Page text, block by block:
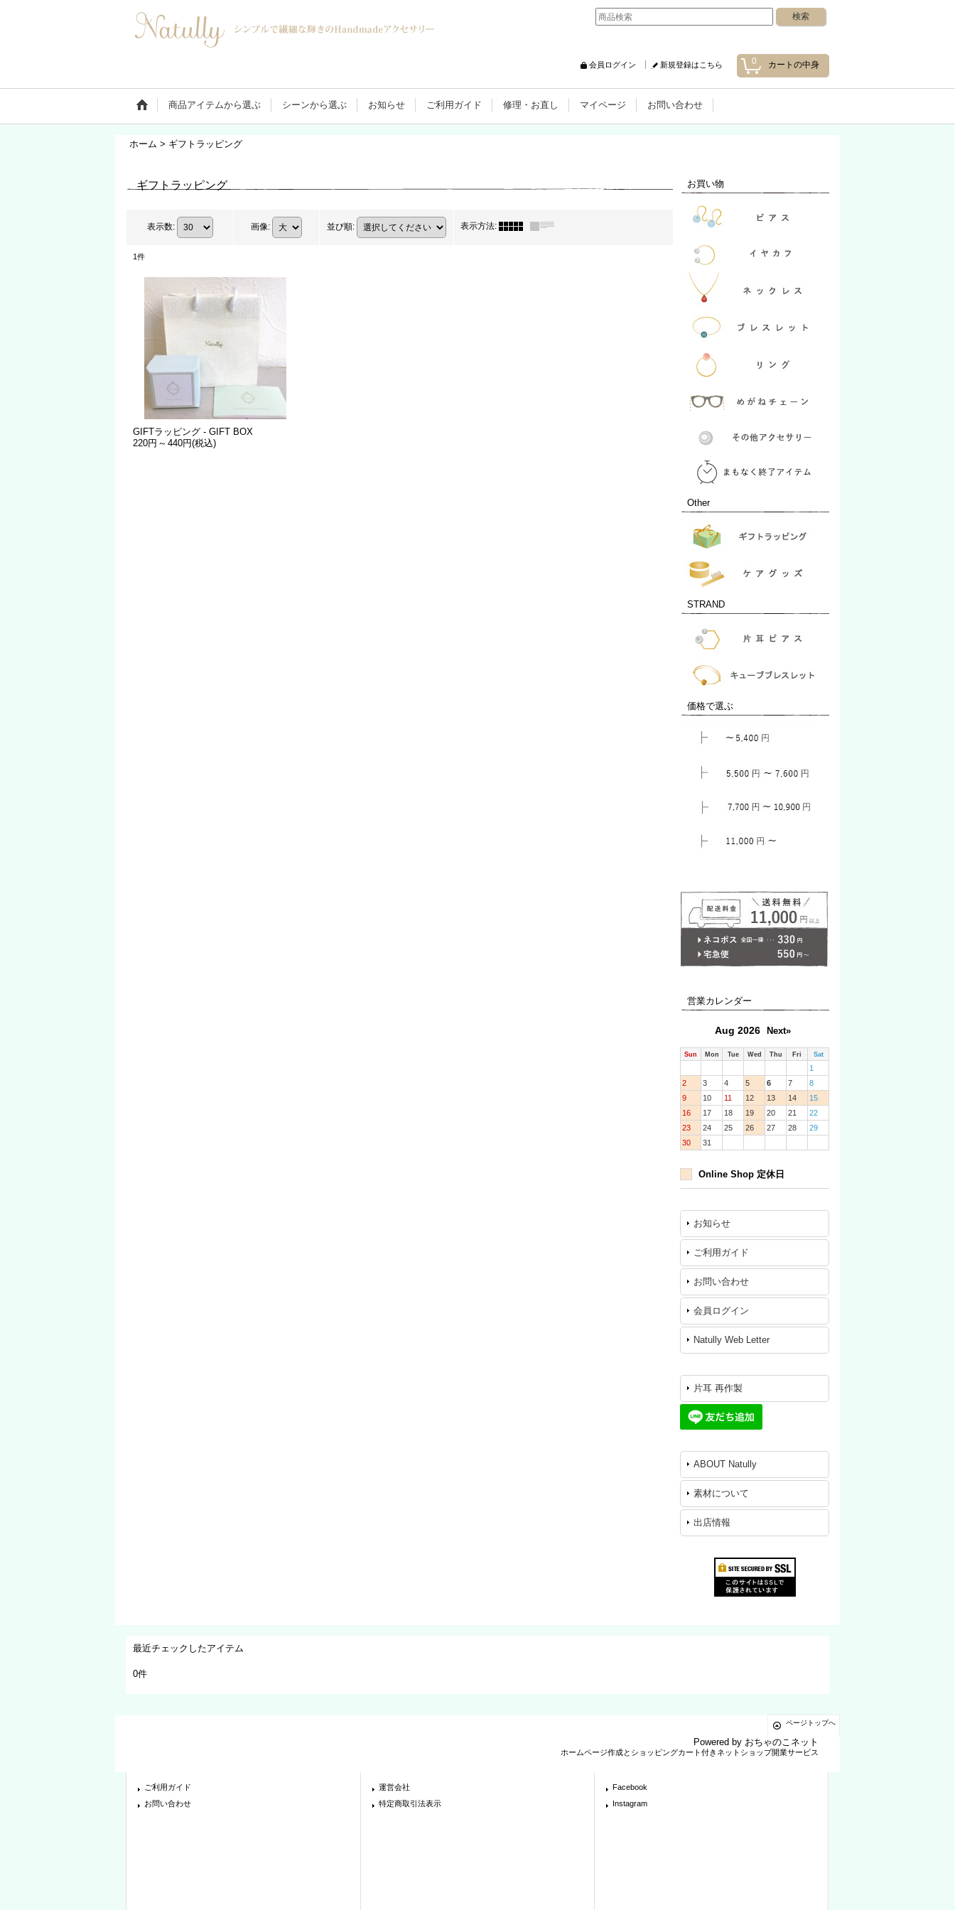
0 カートの中身
会員ログイン 新規登録はこちら
商品アイテムから選ぶ シーンから選ぶ お知らせ ご利用ガイド 修理・お直し マイページ お問い合わせ
ホーム > ギフトラッピング
お買い物
Other
STRAND
価格で選ぶ
営業カレンダー
Aug 2026 Next»
Sun Mon Tue Wed Thu Fri Sat
1
2
3 4 5 6 7
8
9
10 11 12 13 14
15
16
17 18 19 20 21
22
23
24 25 26 27 28
29
30
31
Online Shop 定休日
お知らせ
ご利用ガイド
お問い合わせ
会員ログイン
Natully Web Letter
片耳 再作製
ABOUT Natully
素材について
出店情報
ギフトラッピング
表示数: 画像: 並び順: 表示方法:
1件
GIFTラッピング - GIFT BOX
220円 ～ 440円(税込)
最近チェックしたアイテム
0件
ページトップへ
Powered by おちゃのこネット
ホームページ作成とショッピングカート付きネットショップ開業サービス
ご利用ガイド
お問い合わせ
運営会社
特定商取引法表示
Facebook
Instagram